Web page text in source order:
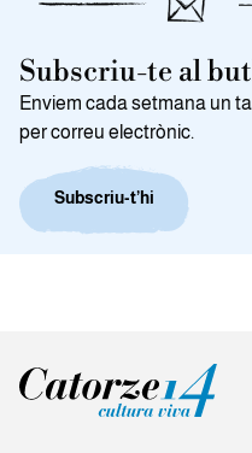
Subscriu-te al
Enviem cada setmana un
per correu electrònic.
Subscriu-t’hi